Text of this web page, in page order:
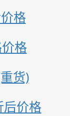
格
格
货)
后价格